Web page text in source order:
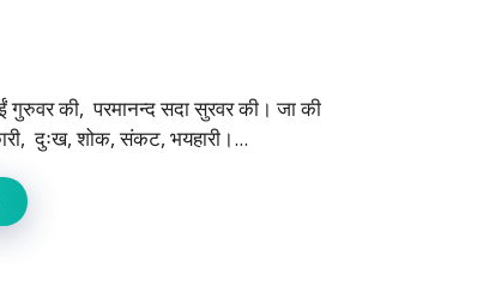
गुरुवर की, परमानन्द सदा सुरवर की। जा की
दुःख, शोक, संकट, भयहारी।...